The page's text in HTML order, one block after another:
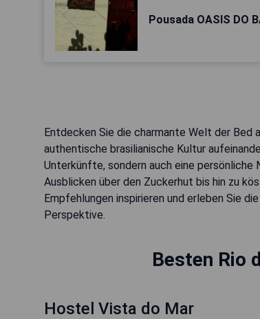
Pousada OASIS DO
Entdecken Sie die charmante Welt der Bed
authentische brasilianische Kultur
Unterkünfte, sondern auch eine
Ausblicken über den Zuckerhut bis hin zu
Empfehlungen inspirieren und erleben Sie
Perspektive.
Besten Rio
Hostel Vista do Mar